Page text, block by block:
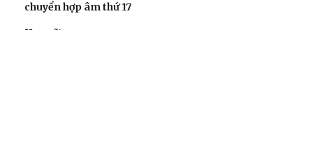
chuyển hợp âm thứ 17
Hoa sữa